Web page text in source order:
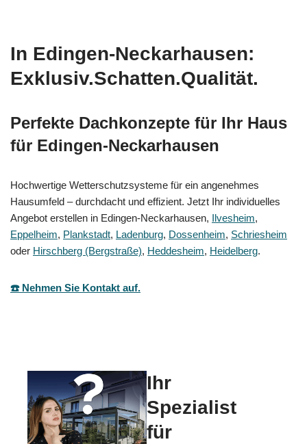
In Edingen-Neckarhausen:
Exklusiv.Schatten.Qualität.
Perfekte Dachkonzepte für Ihr Haus
für Edingen-Neckarhausen
Hochwertige Wetterschutzsysteme für ein angenehmes
Hausumfeld – durchdacht und effizient. Jetzt Ihr individuelles
Angebot erstellen in Edingen-Neckarhausen, Ilvesheim,
Eppelheim, Plankstadt, Ladenburg, Dossenheim, Schriesheim
oder Hirschberg (Bergstraße), Heddesheim, Heidelberg.
☎️ Nehmen Sie Kontakt auf.
Ihr
Spezialist
für